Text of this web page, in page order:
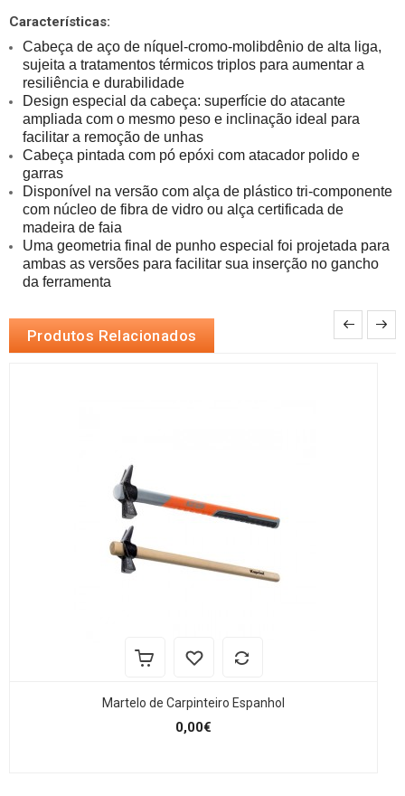
Características:
Cabeça de aço de níquel-cromo-molibdênio de alta liga,
sujeita a tratamentos térmicos triplos para aumentar a
Design especial da cabeça: superfície do atacante
ampliada com o mesmo peso e inclinação ideal para
Cabeça pintada com pó epóxi com atacador polido e
Disponível na versão com alça de plástico tri-componente
com núcleo de fibra de vidro ou alça certificada de
Uma geometria final de punho especial foi projetada para
ambas as versões para facilitar sua inserção no gancho
da ferramenta
Produtos Relacionados
Martelo de Carpinteiro Espanhol
0,00€